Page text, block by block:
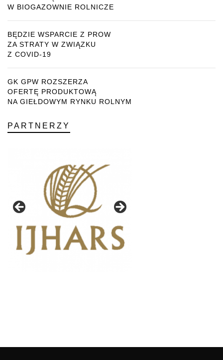
W BIOGAZOWNIE ROLNICZE
BĘDZIE WSPARCIE Z PROW
ZA STRATY W ZWIĄZKU
Z COVID-19
GK GPW ROZSZERZA
OFERTĘ PRODUKTOWĄ
NA GIEŁDOWYM RYNKU ROLNYM
PARTNERZY